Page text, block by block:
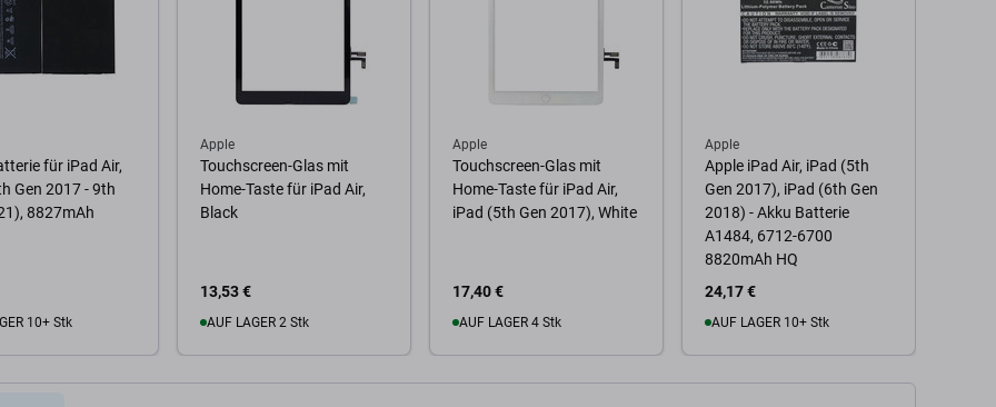
für iPad Air,
Gen 2017 - 9th
8827mAh
10+ Stk
Apple
Touchscreen-Glas mit
Home-Taste für iPad Air,
Black
13,53 €
AUF LAGER 2 Stk
Zum Warenkorb
Apple
Touchscreen-Glas mit
Home-Taste für iPad Air,
iPad (5th Gen 2017), White
17,40 €
AUF LAGER 4 Stk
Zum Warenkorb
Apple
Apple iPad Air, iPad (5th
Gen 2017), iPad (6th Gen
2018) - Akku Batterie
A1484, 6712-6700
8820mAh HQ
24,17 €
AUF LAGER 10+ Stk
Zum Warenkorb